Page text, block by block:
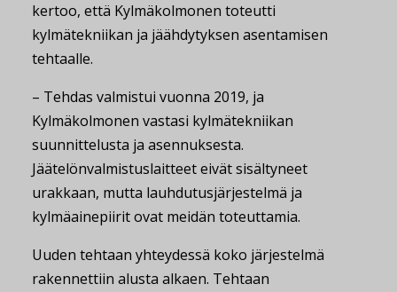
kertoo, että Kylmäkolmonen toteutti
kylmätekniikan ja jäähdytyksen asentamisen
tehtaalle.
– Tehdas valmistui vuonna 2019, ja
Kylmäkolmonen vastasi kylmätekniikan
suunnittelusta ja asennuksesta.
Jäätelönvalmistuslaitteet eivät sisältyneet
urakkaan, mutta lauhdutusjärjestelmä ja
kylmäainepiirit ovat meidän toteuttamia.
Uuden tehtaan yhteydessä koko järjestelmä
rakennettiin alusta alkaen. Tehtaan